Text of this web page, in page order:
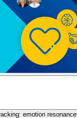
emotion resonance